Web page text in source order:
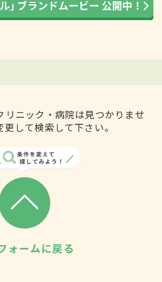
ニック・病院は見つかりませ
して検索して下さい。
ォームに戻る